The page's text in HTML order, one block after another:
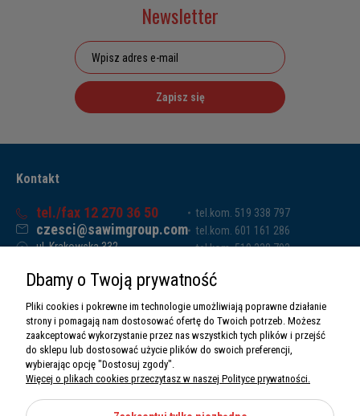
Newsletter
Zapisz się
Kontakt
tel./fax 12 270 36 50
czesci@sawimgroup.com
ul. Krakowska 332,
Sawim Group Mariusz Zdyb sp. k.
NIP: 5130284470
REGON: 5246591010
tel.kom. 519 338 797
tel.kom. 601 161 286
tel.kom. 519 338 793
O nas
Dbamy o Twoją prywatność
Pliki cookies i pokrewne im technologie umożliwiają poprawne działanie
strony i pomagają nam dostosować ofertę do Twoich potrzeb. Możesz
zaakceptować wykorzystanie przez nas wszystkich tych plików i przejść
do sklepu lub dostosować użycie plików do swoich preferencji,
wybierając opcję "Dostosuj zgody".
Więcej o plikach cookies przeczytasz w naszej Polityce prywatności.